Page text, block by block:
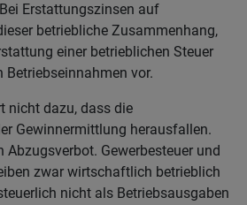
Erstattungszinsen auf
betriebliche Zusammenhang,
einer betrieblichen Steuer
vor.
nicht dazu, dass die
Gewinnermittlung herausfallen.
Gewerbesteuer und
zwar wirtschaftlich betrieblich
nicht als Betriebsausgaben